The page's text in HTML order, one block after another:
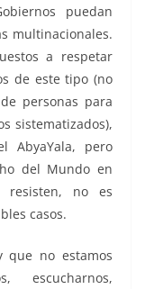
puedan
multinacionales.
a respetar
de este tipo (no
personas para
sistematizados),
AbyaYala, pero
del Mundo en
resisten, no es
casos.
que no estamos
escucharnos,